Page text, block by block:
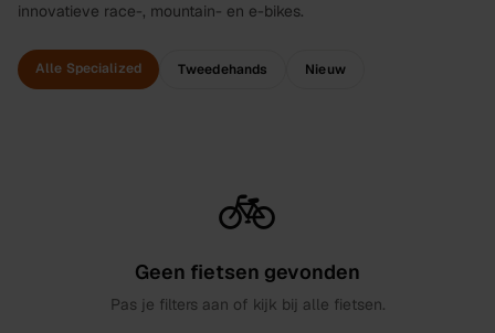
innovatieve race-, mountain- en e-bikes.
Alle Specialized Tweedehands Nieuw
🚲
Geen fietsen gevonden
Pas je filters aan of kijk bij alle fietsen.